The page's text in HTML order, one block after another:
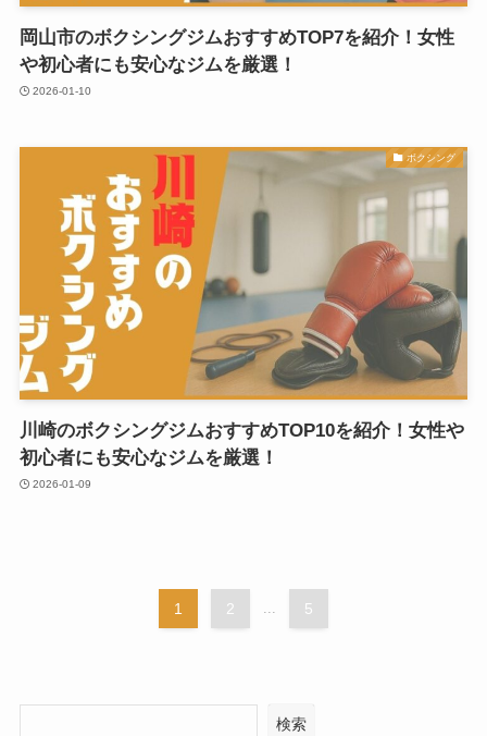
岡山市のボクシングジムおすすめTOP7を紹介！女性
や初心者にも安心なジムを厳選！
2026-01-10
ボクシング
川崎のボクシングジムおすすめTOP10を紹介！女性や
初心者にも安心なジムを厳選！
2026-01-09
1 2 5
検索